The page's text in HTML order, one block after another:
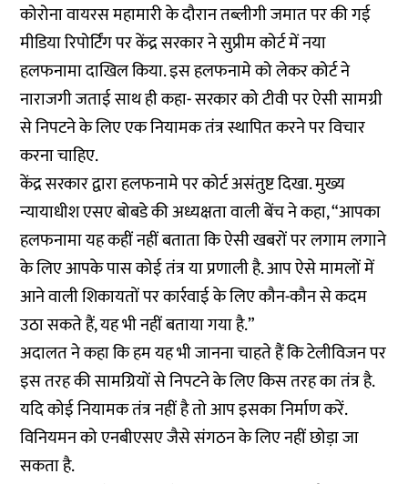
कोरोना वायरस महामारी के दौरान तब्लीगी जमात पर की गई
मीडिया रिपोर्टिंग पर केंद्र सरकार ने सुप्रीम कोर्ट में नया
हलफनामा दाखिल किया. इस हलफनामे को लेकर कोर्ट ने
नाराजगी जताई साथ ही कहा- सरकार को टीवी पर ऐसी सामग्री
से निपटने के लिए एक नियामक तंत्र स्थापित करने पर विचार
करना चाहिए.
केंद्र सरकार द्वारा हलफनामे पर कोर्ट असंतुष्ट दिखा. मुख्य
न्यायाधीश एसए बोबडे की अध्यक्षता वाली बेंच ने कहा, “आपका
हलफनामा यह कहीं नहीं बताता कि ऐसी खबरों पर लगाम लगाने
के लिए आपके पास कोई तंत्र या प्रणाली है. आप ऐसे मामलों में
आने वाली शिकायतों पर कार्रवाई के लिए कौन-कौन से कदम
उठा सकते हैं, यह भी नहीं बताया गया है.”
अदालत ने कहा कि हम यह भी जानना चाहते हैं कि टेलीविजन पर
इस तरह की सामग्रियों से निपटने के लिए किस तरह का तंत्र है.
यदि कोई नियामक तंत्र नहीं है तो आप इसका निर्माण करें.
विनियमन को एनबीएसए जैसे संगठन के लिए नहीं छोड़ा जा
सकता है.